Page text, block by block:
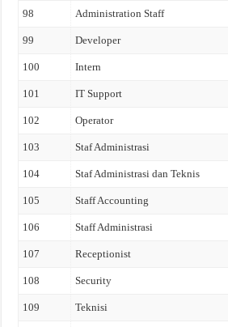
98 Administration Staff
99 Developer
100 Intern
101 IT Support
102 Operator
103 Staf Administrasi
104 Staf Administrasi dan Teknis
105 Staff Accounting
106 Staff Administrasi
107 Receptionist
108 Security
109 Teknisi